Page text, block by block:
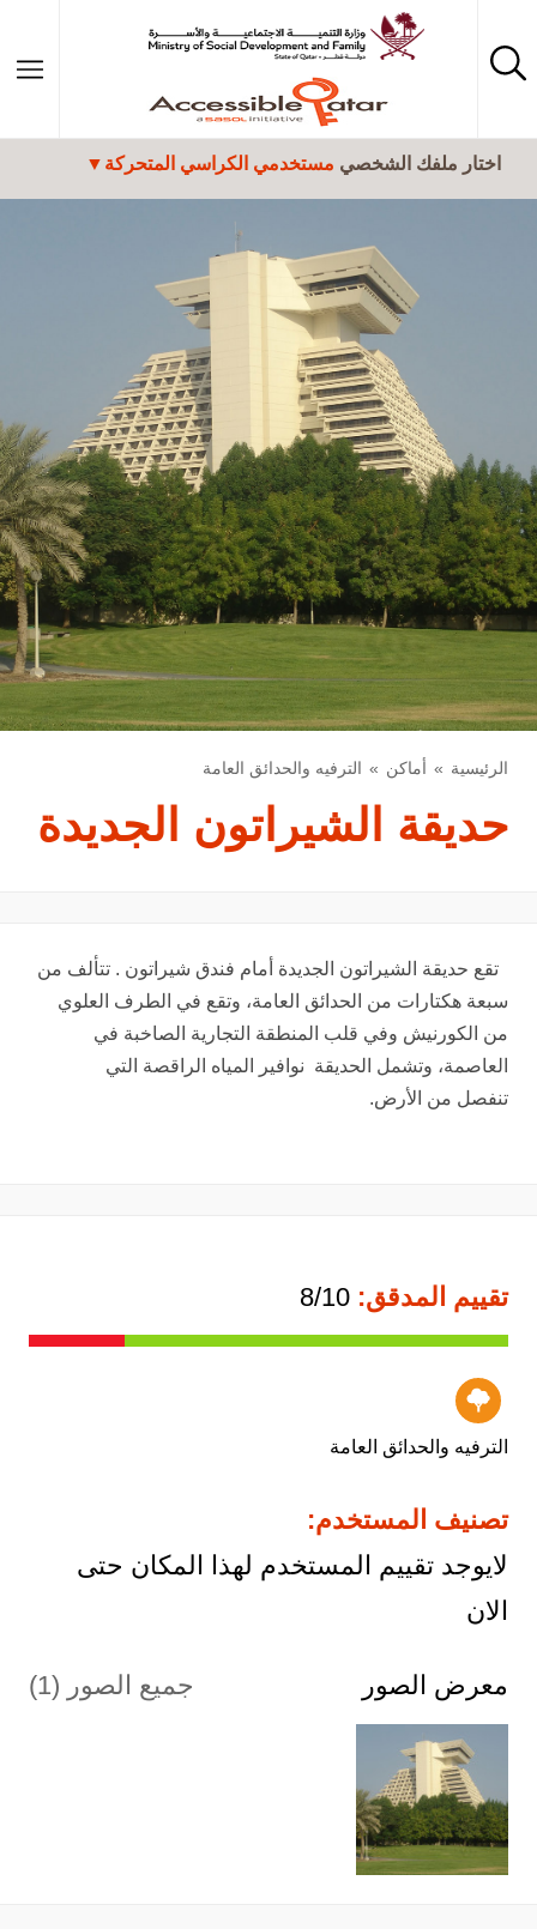
تجاوز إلى المحتوى الرئيسي
اختار ملفك الشخصي مستخدمي الكراسي المتحركة
الرئيسية أماكن الترفيه والحدائق العامة
حديقة الشيراتون الجديدة
تقع حديقة الشيراتون الجديدة أمام فندق شيراتون . تتألف من
سبعة هكتارات من الحدائق العامة، وتقع في الطرف العلوي
من الكورنيش وفي قلب المنطقة التجارية الصاخبة في
العاصمة، وتشمل الحديقة نوافير المياه الراقصة التي
تنفصل من الأرض.
تقييم المدقق:
الترفيه والحدائق العامة
تصنيف المستخدم:
لايوجد تقييم المستخدم لهذا المكان حتى
الان
معرض الصور جميع الصور (1)